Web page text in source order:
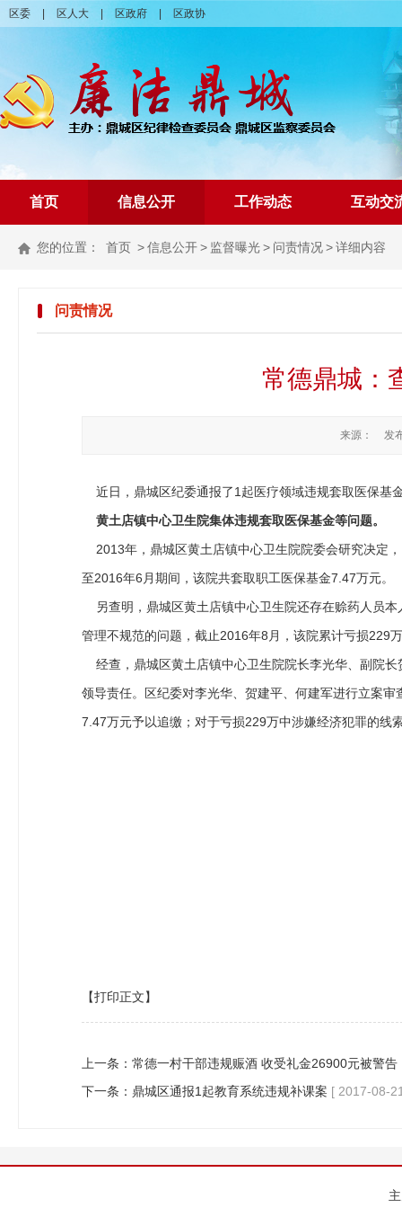
区委 区人大 区政府 区政协
首页 信息公开 工作动态 互动交
您的位置： 首页 >信息公开> 监督曝光> 问责情况>详细内容
问责情况
常德鼎城：
来源： 发
近日，鼎城区纪委通报了1起医疗领域违规套取医保基
黄土店镇中心卫生院集体违规套取医保基金等问题。
2013年，鼎城区黄土店镇中心卫生院院委会研究决定
至2016年6月期间，该院共套取职工医保基金7.47万元。
另查明，鼎城区黄土店镇中心卫生院还存在赊药人员
管理不规范的问题，截止2016年8月，该院累计亏损229
经查，鼎城区黄土店镇中心卫生院院长李光华、副院
领导责任。区纪委对李光华、贺建平、何建军进行立案
7.47万元予以追缴；对于亏损229万中涉嫌经济犯罪的线
【打印正文】
上一条： 常德一村干部违规赈酒 收受礼金26900元被警告
下一条： 鼎城区通报1起教育系统违规补课案 [ 2017-08-